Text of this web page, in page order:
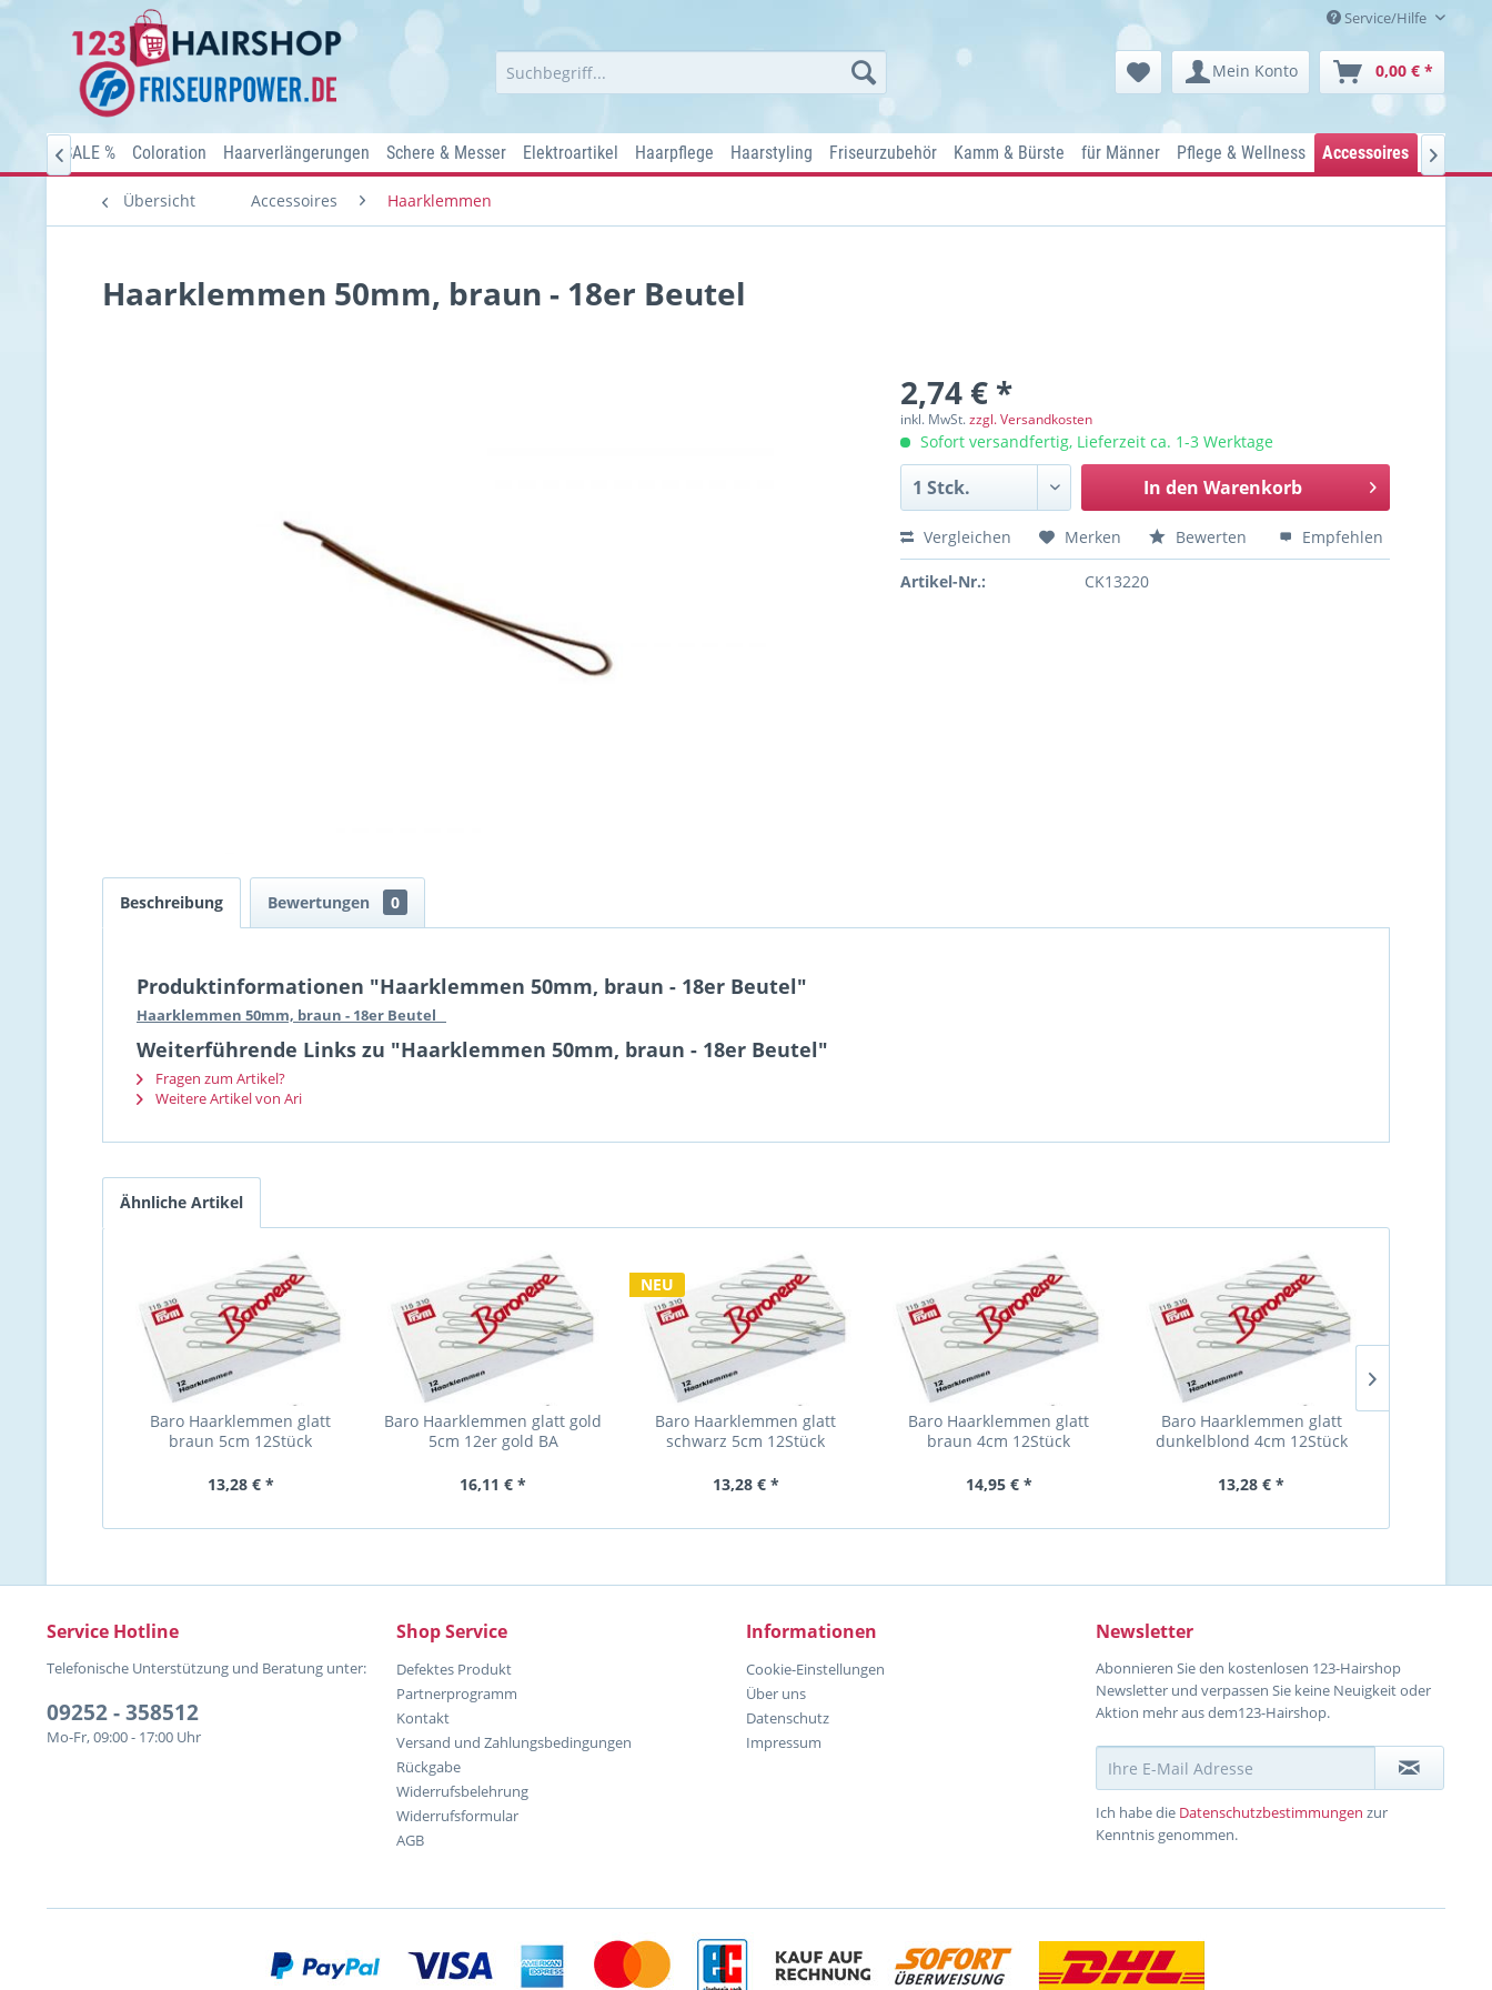
Service/Hilfe
Mein Konto 0,00 € *
SALE % Coloration Haarverlängerungen Schere & Messer Elektroartikel Haarpflege Haarstyling Friseurzubehör Kamm & Bürste für Männer Pflege & Wellness Accessoires
 
Übersicht Accessoires Haarklemmen
Haarklemmen 50mm, braun - 18er Beutel
2,74 € *
inkl. MwSt.zzgl. Versandkosten
Sofort versandfertig, Lieferzeit ca. 1-3 Werktage
In den Warenkorb
Vergleichen Merken Bewerten Empfehlen
Artikel-Nr.: CK13220
Beschreibung Bewertungen 0
Produktinformationen "Haarklemmen 50mm, braun - 18er Beutel"
Haarklemmen 50mm, braun - 18er Beutel
Weiterführende Links zu "Haarklemmen 50mm, braun - 18er Beutel"
Fragen zum Artikel?
Weitere Artikel von Ari
Ähnliche Artikel
Baro Haarklemmen glatt
braun 5cm 12Stück
13,28 € *
Baro Haarklemmen glatt gold
5cm 12er gold BA
16,11 € *
NEU
Baro Haarklemmen glatt
schwarz 5cm 12Stück
13,28 € *
Baro Haarklemmen glatt
braun 4cm 12Stück
14,95 € *
Baro Haarklemmen glatt
dunkelblond 4cm 12Stück
13,28 € *
Service Hotline
Telefonische Unterstützung und Beratung unter:
09252 - 358512
Mo-Fr, 09:00 - 17:00 Uhr
Shop Service
Defektes Produkt
Partnerprogramm
Kontakt
Versand und Zahlungsbedingungen
Rückgabe
Widerrufsbelehrung
Widerrufsformular
AGB
Informationen
Cookie-Einstellungen
Über uns
Datenschutz
Impressum
Newsletter
Abonnieren Sie den kostenlosen 123-Hairshop
Newsletter und verpassen Sie keine Neuigkeit oder
Aktion mehr aus dem123-Hairshop.
Ich habe die Datenschutzbestimmungen zur
Kenntnis genommen.